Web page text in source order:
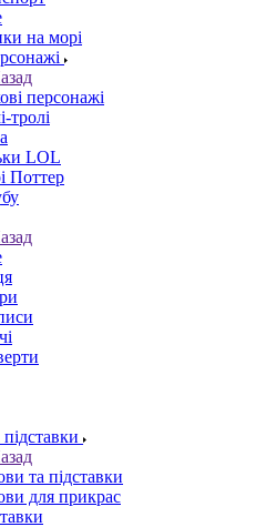
на морі
персонажі
тролі
LOL
Поттер
та підставки
для прикрас